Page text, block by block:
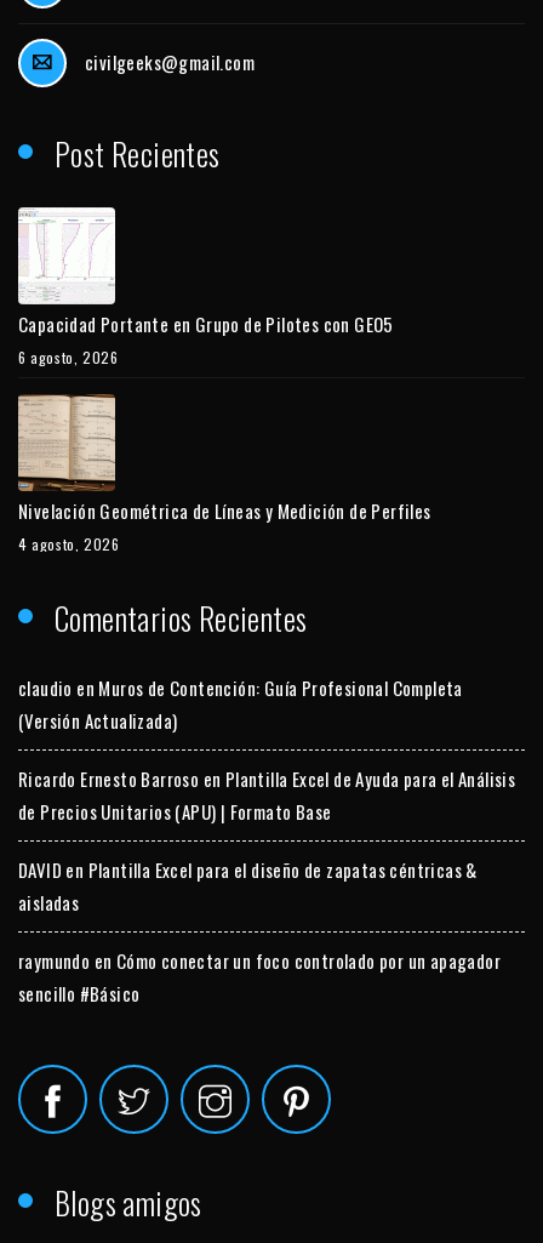
civilgeeks@gmail.com
Post Recientes
Capacidad Portante en Grupo de Pilotes con GEO5
6 agosto, 2026
Nivelación Geométrica de Líneas y Medición de Perfiles
4 agosto, 2026
Comentarios Recientes
claudio en Muros de Contención: Guía Profesional Completa
(Versión Actualizada)
Ricardo Ernesto Barroso en Plantilla Excel de Ayuda para el Análisis
de Precios Unitarios (APU) | Formato Base
DAVID en Plantilla Excel para el diseño de zapatas céntricas &
aisladas
raymundo en Cómo conectar un foco controlado por un apagador
sencillo #Básico
Blogs amigos